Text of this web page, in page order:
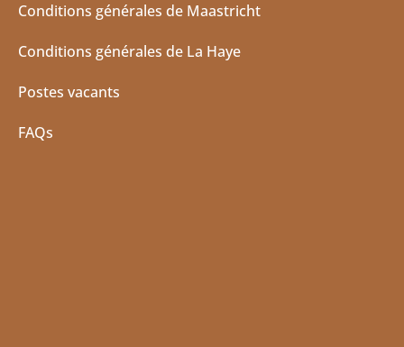
Conditions générales de Maastricht
Conditions générales de La Haye
Postes vacants
FAQs